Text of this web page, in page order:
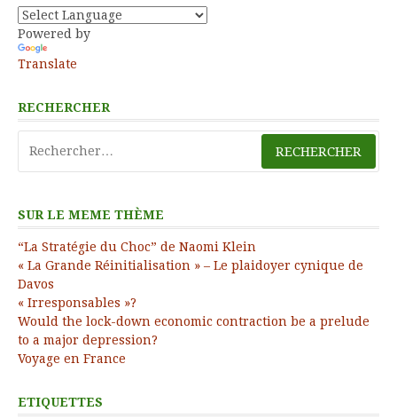
Powered by
Translate
RECHERCHER
SUR LE MEME THÈME
“La Stratégie du Choc” de Naomi Klein
« La Grande Réinitialisation » – Le plaidoyer cynique de
Davos
« Irresponsables »?
Would the lock-down economic contraction be a prelude
to a major depression?
Voyage en France
ETIQUETTES